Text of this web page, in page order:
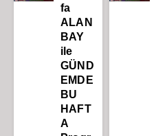
fa
ALAN
BAY
ile
GÜND
EMDE
BU
HAFT
A